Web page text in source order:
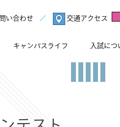
い合わせ 交通アクセス
キャンパスライフ 入試につ